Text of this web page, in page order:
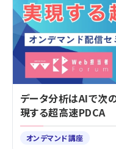
データ分析はAIで次
現する超高速PDCA
オンデマンド講座